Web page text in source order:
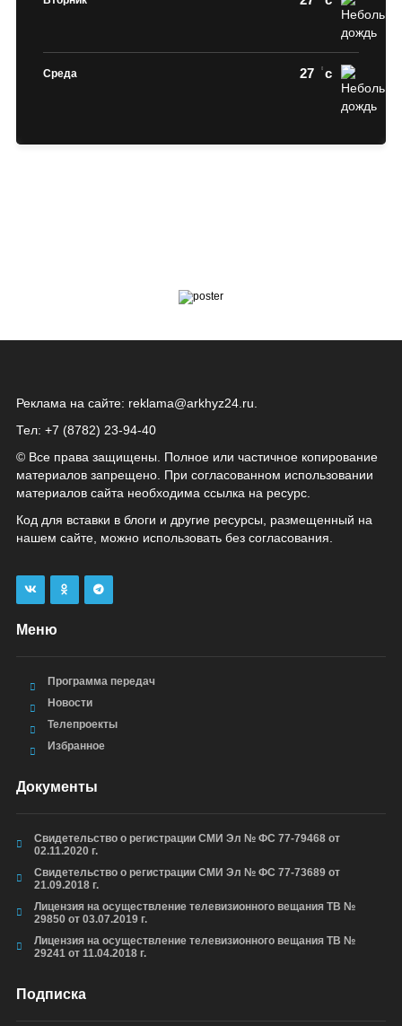
Среда 27 c
Реклама на сайте: reklama@arkhyz24.ru
Тел: +7 (8782) 23‑94‑40
© Все права защищены. Полное или частичное копирование
материалов запрещено. При согласованном использовании
материалов сайта необходима ссылка на ресурс.
Код для вставки в блоги и другие ресурсы, размещенный на
нашем сайте, можно использовать без согласования.
Меню
Программа передач
Новости
Телепроекты
Избранное
Документы
Свидетельство о регистрации СМИ Эл № ФС 77-79468 от
02.11.2020 г.
Свидетельство о регистрации СМИ Эл № ФС 77-73689 от
21.09.2018 г.
Лицензия на осуществление телевизионного вещания ТВ №
29850 от 03.07.2019 г.
Лицензия на осуществление телевизионного вещания ТВ №
29241 от 11.04.2018 г.
Подписка